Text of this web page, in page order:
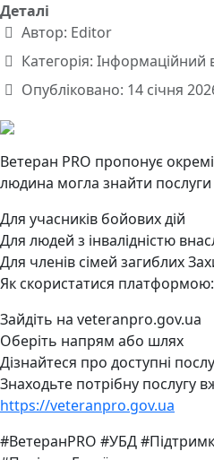
Деталі
Автор: Editor
Категорія: Інформаційний
Опубліковано: 14 січня
Ветеран PRO пропонує
людина могла знайти послуги
Для учасників бойових дій
Для людей з інвалідністю
Для членів сімей загиблих
Як скористатися платформою:
Зайдіть на veteranpro.gov.ua
Оберіть напрям або шлях
Дізнайтеся про доступні
Знаходьте потрібну послугу
https://veteranpro.gov.ua
#ВетеранPRO #УБД